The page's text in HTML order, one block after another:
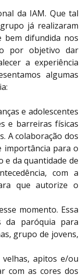
da IAM. Que tal
já realizaram
bem difundida nos
por objetivo dar
a experiência
algumas
e adolescentes
e barreiras físicas
A colaboração dos
importância para o
e da quantidade de
com a
que autorize o
momento. Essa
da paróquia para
grupo de jovens,
apitos e/ou
com as cores dos